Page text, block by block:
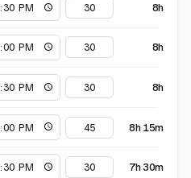
8h
8h
8h
8h 15m
7h 30m